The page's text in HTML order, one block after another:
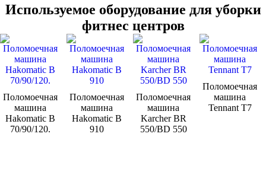
Используемое оборудование для уборки
фитнес центров
Поломоечная
машина
Hakomatic B
70/90/120.
Поломоечная
машина
Hakomatic B
910
Поломоечная
машина
Karcher BR
550/BD 550
Поломоечная
машина
Tennant Т7